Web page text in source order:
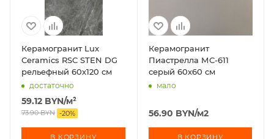
Керамогранит Lux
Ceramics RSC STEN DG
рельефный 60х120 см
достаточно
59.12 BYN/м²
73.90BYN -20%
В КОРЗИНУ
Керамогранит
Пиастрелла МС-611
серый 60х60 см
мало
56.90 BYN/м2
В КОРЗИНУ